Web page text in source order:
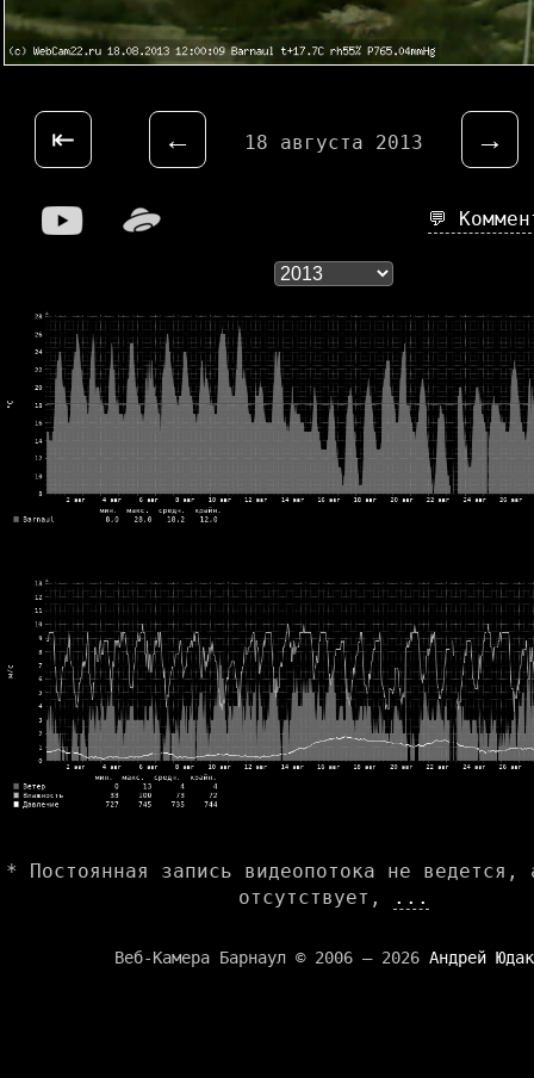
⇤ ← 18 августа 2013 →
💬
* Постоянная запись видеопотока не ведется,
отсутствует,
...
Веб-Камера Барнаул © 2006 — 2026 Андрей